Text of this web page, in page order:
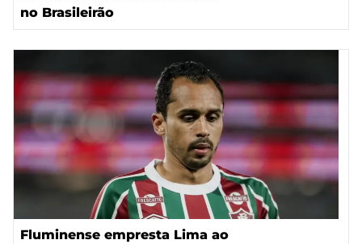
no Brasileirão
Fluminense empresta Lima ao